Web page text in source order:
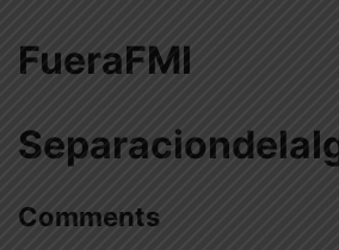
FueraFMI
Comments